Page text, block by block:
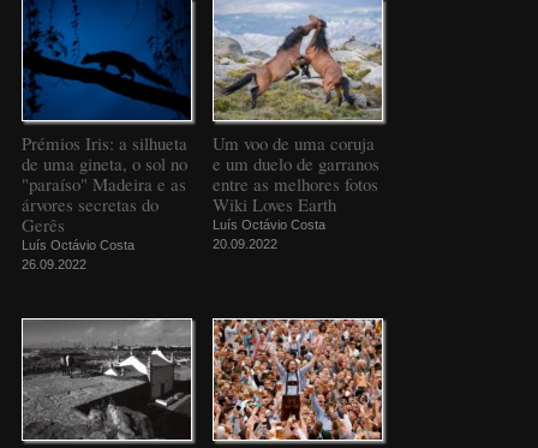
Prémios Iris: a silhueta
de uma gineta, o sol no
"paraíso" Madeira e as
árvores secretas do
Gerês
Luís Octávio Costa
26.09.2022
Um voo de uma coruja
e um duelo de garranos
entre as melhores fotos
Wiki Loves Earth
Luís Octávio Costa
20.09.2022